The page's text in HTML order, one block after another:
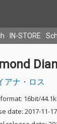
IN-STORE
アナ・ロス
16bit/
date: 2017-11-17